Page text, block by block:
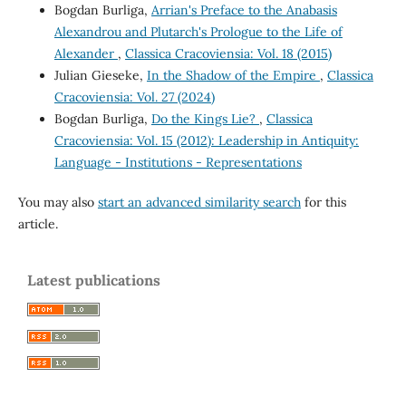
Bogdan Burliga, Arrian's Preface to the Anabasis
Alexandrou and Plutarch's Prologue to the Life of
Alexander , Classica Cracoviensia: Vol. 18 (2015)
Julian Gieseke, In the Shadow of the Empire , Classica
Cracoviensia: Vol. 27 (2024)
Bogdan Burliga, Do the Kings Lie? , Classica
Cracoviensia: Vol. 15 (2012): Leadership in Antiquity:
Language - Institutions - Representations
You may also start an advanced similarity searchfor this
article.
Latest publications